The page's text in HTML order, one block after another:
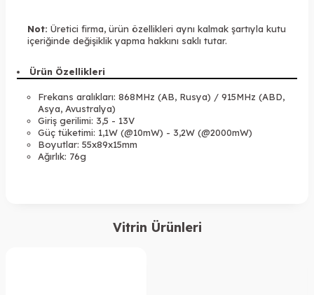
Not: Üretici firma, ürün özellikleri aynı kalmak şartıyla kutu
içeriğinde değişiklik yapma hakkını saklı tutar.
Ürün Özellikleri
Frekans aralıkları: 868MHz (AB, Rusya) / 915MHz (ABD,
Asya, Avustralya)
Giriş gerilimi: 3,5 - 13V
Güç tüketimi: 1,1W (@10mW) - 3,2W (@2000mW)
Boyutlar: 55x89x15mm
Ağırlık: 76g
Vitrin Ürünleri